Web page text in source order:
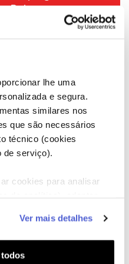
lhe uma
e segura.
similares nos
que são necessários
técnico (cookies
de serviço).
cookies para analisar
e
aos seus interesses
Pode gerir a
Ver mais detalhes
Pato, que o
continua
à procura